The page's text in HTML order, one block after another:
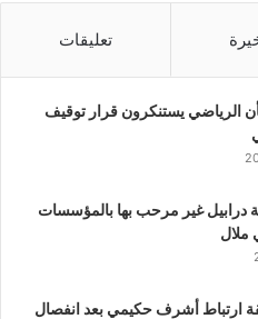
تعليقات
الرياضي يستنكرون قرار توقيف
درابيل غير مرحب بها بالمؤسسات
ملال
ارتباط أشرف حكيمي بعد انفصال